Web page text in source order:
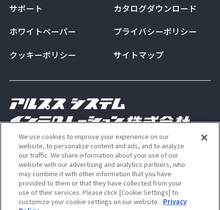
サポート
カタログダウンロード
ホワイトペーパー
プライバシーポリシー
クッキーポリシー
サイトマップ
Copyright Alps System Integration Co., Ltd. All
rights reserved
ALSI 公式 Instagram アカウン
ALSI 公式 X アカウント
We use cookies to improve your experience on our
website, to personalize content and ads, and to analyze
our traffic. We share information about your use of our
website with our advertising and analytics partners, who
may combine it with other information that you have
provided to them or that they have collected from your
use of their services. Please click [Cookie Settings] to
customize your cookie settings on our website. Privacy